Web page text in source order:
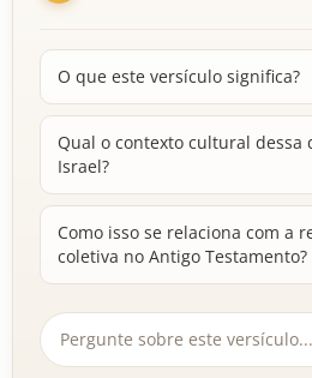
O que este versículo significa?
Qual o contexto cultural dessa
Israel?
Como isso se relaciona com a
coletiva no Antigo Testamento?